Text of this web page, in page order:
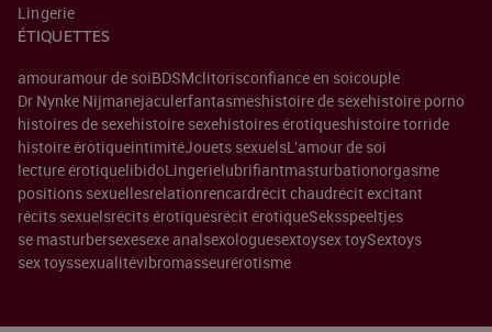
Lingerie
ÉTIQUETTES
amouramour de soiBDSMclitorisconfiance en soicouple
Dr Nynke Nijmanejaculerfantasmeshistoire de sexehistoire porno
histoires de sexehistoire sexehistoires érotiqueshistoire torride
histoire érotiqueintimitéJouets sexuelsL'amour de soi
lecture érotiquelibidoLingerielubrifiantmasturbationorgasme
positions sexuellesrelationrencardrécit chaudrécit excitant
récits sexuelsrécits érotiquesrécit érotiqueSeksspeeltjes
se masturbersexesexe analsexologuesextoysex toySextoys
sex toyssexualitévibromasseurérotisme